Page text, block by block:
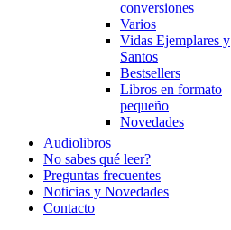
conversiones
Varios
Vidas Ejemplares y
Santos
Bestsellers
Libros en formato
pequeño
Novedades
Audiolibros
No sabes qué leer?
Preguntas frecuentes
Noticias y Novedades
Contacto